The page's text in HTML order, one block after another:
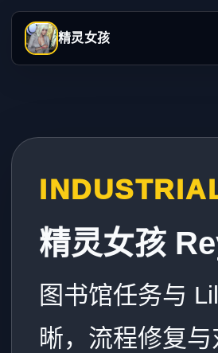
精灵女孩
精灵女孩
图书馆任务与
晰，流程修复